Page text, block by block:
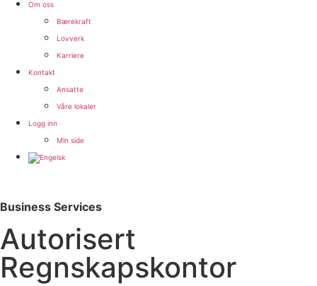
Om oss
Bærekraft
Lovverk
Karriere
Kontakt
Ansatte
Våre lokaler
Logg inn
Min side
Business Services
Autorisert
Regnskapskontor